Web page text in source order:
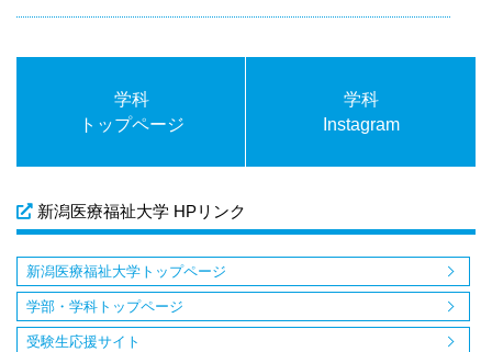
学科
トップページ
学科
Instagram
新潟医療福祉大学 HPリンク
新潟医療福祉大学トップページ
学部・学科トップページ
受験生応援サイト